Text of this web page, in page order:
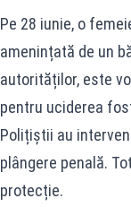
Pe 28 iunie, o
amenințată de un
autorităților, este
pentru uciderea
Polițiștii au
plângere penală.
protecție.